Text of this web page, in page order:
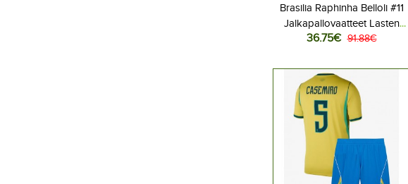
Brasilia Raphinha Belloli #11
Jalkapallovaatteet Lasten
Kotipeliasu MM-kisat 2026
housut)
36.75€ 91.88€